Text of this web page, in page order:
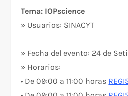
Tema: IOPscience
» Usuarios: SINACYT
» Fecha del evento: 24 de
» Horarios:
• De 09:00 a 11:00 horas